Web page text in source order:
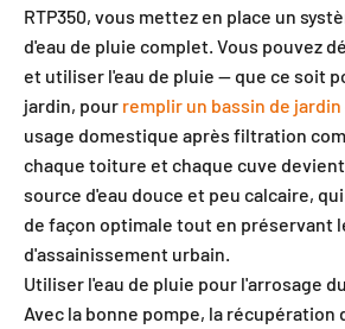
RTP350, vous mettez en place un
d'eau de pluie complet. Vous pouvez
et utiliser l'eau de pluie — que ce soit
jardin, pour remplir un bassin de jardin
usage domestique après filtration
chaque toiture et chaque cuve
source d'eau douce et peu calcaire,
de façon optimale tout en préservant
d'assainissement urbain.
Utiliser l'eau de pluie pour l'arrosage
Avec la bonne pompe, la récupération